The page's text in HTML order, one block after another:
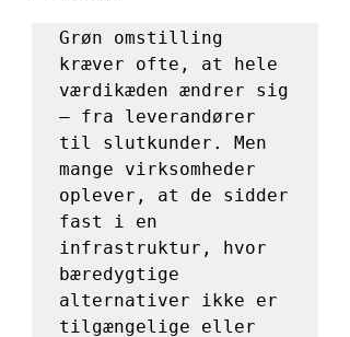
Grøn omstilling
kræver ofte, at hele
værdikæden ændrer sig
– fra leverandører
til slutkunder. Men
mange virksomheder
oplever, at de sidder
fast i en
infrastruktur, hvor
bæredygtige
alternativer ikke er
tilgængelige eller